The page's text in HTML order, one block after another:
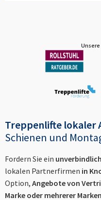
Treppenlifte lokaler
Schienen und
Fordern Sie ein
lokalen Partnerfirmen in
Option, Angebote von
Marke oder mehrerer